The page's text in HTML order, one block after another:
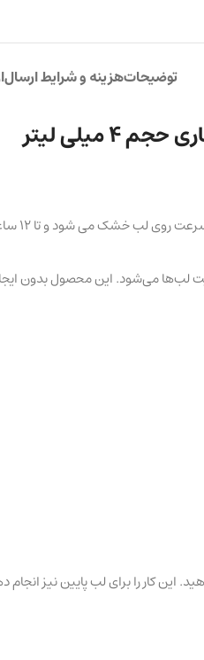
توضیحاتهزینه و شرایط ارسال
رژ
لب‌ها می‌شود. این محصول بدون
این کار را برای لب پایین نیز